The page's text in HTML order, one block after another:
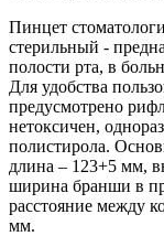
Пинцет
стерильный -
полости рта, в
Для удобства
предусмотрено
нетоксичен,
полистирола.
длина – 123+5 мм,
ширина бранши в
расстояние между
мм.